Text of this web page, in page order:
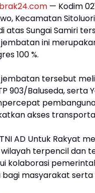
— Kodim
Kecamatan
atas Sungai Samiri
ini
100 %.
tersebut
903/Baluseda,
akses
AD Untuk Rakyat
terpencil dan
kolaborasi
masyarakat serta